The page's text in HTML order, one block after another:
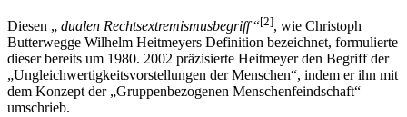
Diesen „ dualen Rechtsextremismusbegriff“[2], wie Christoph
Butterwegge Wilhelm Heitmeyers Definition bezeichnet, formulierte
dieser bereits um 1980. 2002 präzisierte Heitmeyer den Begriff der
„Ungleichwertigkeitsvorstellungen der Menschen“, indem er ihn mit
dem Konzept der „Gruppenbezogenen Menschenfeindschaft“
umschrieb.